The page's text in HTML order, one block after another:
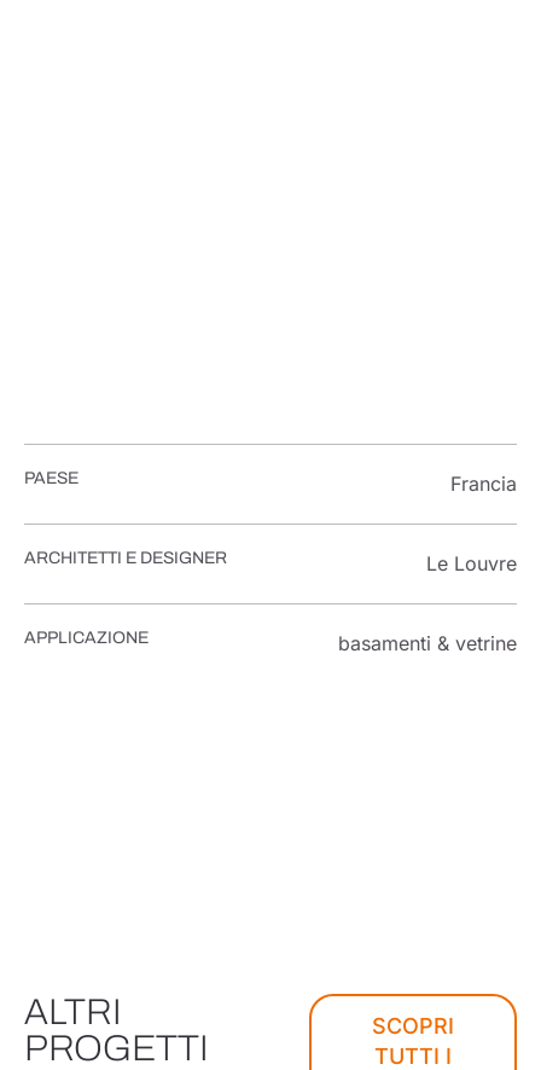
PAESE Francia
ARCHITETTI E DESIGNER Le Louvre
APPLICAZIONE basamenti & vetrine
ALTRI
PROGETTI
SCOPRI
TUTTI I